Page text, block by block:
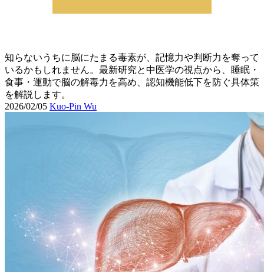
知らないうちに脳にたまる毒素が、記憶力や判断力を奪って
いるかもしれません。最新研究と中医学の視点から、睡眠・
食事・運動で脳の解毒力を高め、認知機能低下を防ぐ具体策
を解説します。
2026/02/05 Kuo-Pin Wu